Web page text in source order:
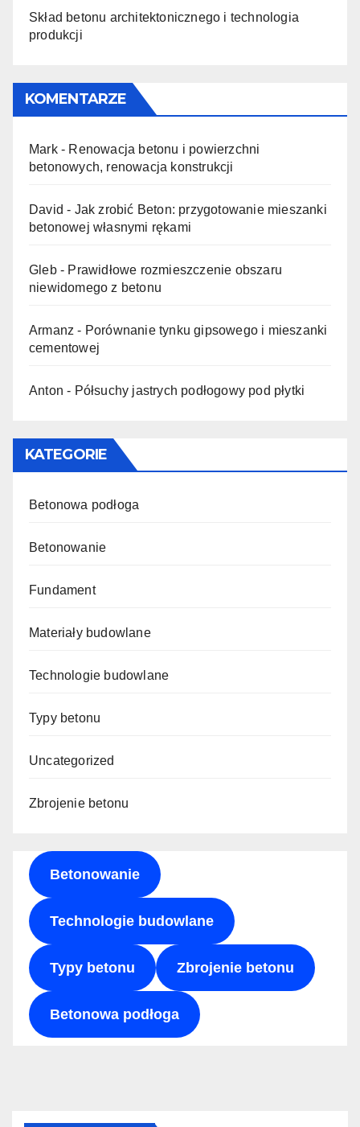
Skład betonu architektonicznego i technologia
produkcji
KOMENTARZE
Mark- Renowacja betonu i powierzchni
betonowych, renowacja konstrukcji
David - Jak zrobić Beton: przygotowanie mieszanki
betonowej własnymi rękami
Gleb- Prawidłowe rozmieszczenie obszaru
niewidomego z betonu
Armanz - Porównanie tynku gipsowego i mieszanki
cementowej
Anton - Półsuchy jastrych podłogowy pod płytki
KATEGORIE
Betonowa podłoga
Betonowanie
Fundament
Materiały budowlane
Technologie budowlane
Typy betonu
Uncategorized
Zbrojenie betonu
Betonowanie
Technologie budowlane
Typy betonu Zbrojenie betonu
Betonowa podłoga